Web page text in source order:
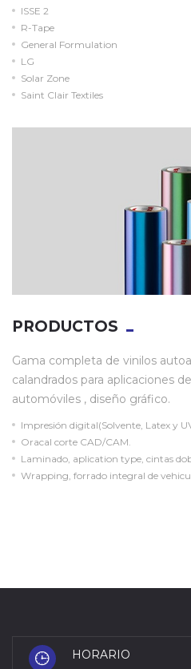
ISSE 2
R-Tape
General Formulation
LG
Solar Zone
Saint Clair Textiles
PRODUCTOS
Gama completa de vinilos
calandrados para aplicaciones
automóviles , diseño gráfico.
Impresión digital(Solvente, Latex y
Oracal corte CAD/CAM.
Laminado, aplication type, cintas
Wrapping, forrado integral de
HORARIO